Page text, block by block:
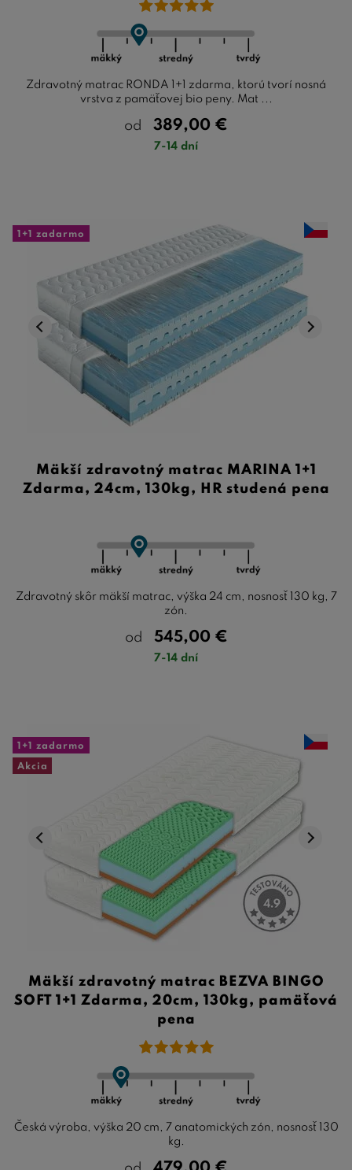
Zdravotný matrac RONDA 1+1 zdarma, ktorú tvorí nosná
vrstva z pamäťovej bio peny. Mat ...
od 389,00 €
7-14 dní
1+1 zadarmo
Mäkší zdravotný matrac MARINA 1+1
Zdarma, 24cm, 130kg, HR studená pena
Zdravotný skôr mäkší matrac, výška 24 cm, nosnosť 130 kg, 7
zón.
od 545,00 €
7-14 dní
1+1 zadarmo
Akcia
Mäkší zdravotný matrac BEZVA BINGO
SOFT 1+1 Zdarma, 20cm, 130kg, pamäťová
pena
Česká výroba, výška 20 cm, 7 anatomických zón, nosnosť 130
kg.